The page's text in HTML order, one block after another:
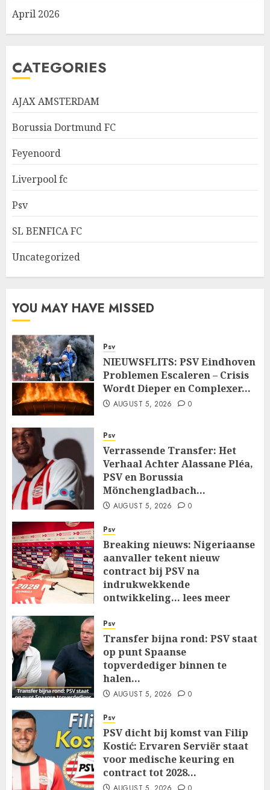
April 2026
CATEGORIES
AJAX AMSTERDAM
Borussia Dortmund FC
Feyenoord
Liverpool fc
Psv
SL BENFICA FC
Uncategorized
YOU MAY HAVE MISSED
Psv
NIEUWSFLITS: PSV Eindhoven
Problemen Escaleren – Crisis
Wordt Dieper en Complexer…
AUGUST 5, 2026 0
Psv
Verrassende Transfer: Het
Verhaal Achter Alassane Pléa,
PSV en Borussia
Mönchengladbach…
AUGUST 5, 2026 0
Psv
Breaking nieuws: Nigeriaanse
aanvaller tekent nieuw
contract bij PSV na
indrukwekkende
ontwikkeling… lees meer
Psv
Transfer bijna rond: PSV staat
op punt Spaanse
topverdediger binnen te
halen…
AUGUST 5, 2026 0
Psv
PSV dicht bij komst van Filip
Kostić: Ervaren Serviër staat
voor medische keuring en
contract tot 2028…